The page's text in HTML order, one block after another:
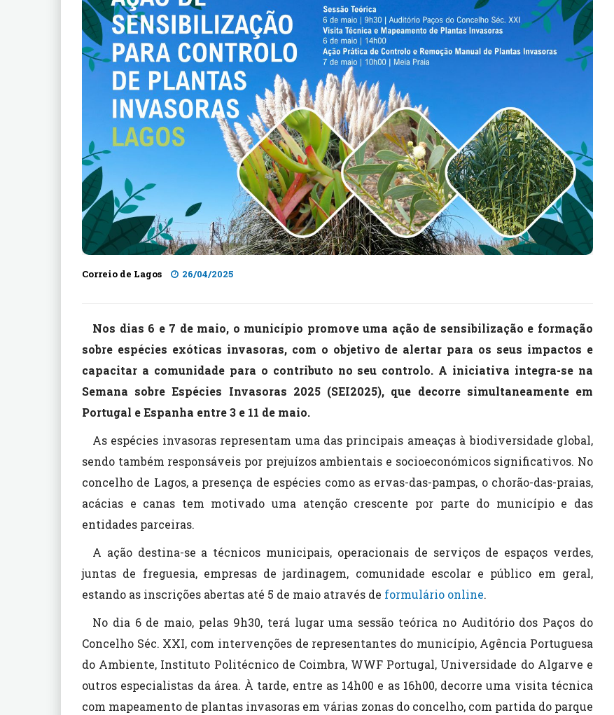
Correio de Lagos 26/04/2025
Nos dias 6 e 7 de maio, o município promove uma ação de sensibilização e formação
sobre espécies exóticas invasoras, com o objetivo de alertar para os seus impactos e
capacitar a comunidade para o contributo no seu controlo. A iniciativa integra-se na
Semana sobre Espécies Invasoras 2025 (SEI2025), que decorre simultaneamente em
Portugal e Espanha entre 3 e 11 de maio.
As espécies invasoras representam uma das principais ameaças à biodiversidade global,
sendo também responsáveis por prejuízos ambientais e socioeconómicos significativos. No
concelho de Lagos, a presença de espécies como as ervas-das-pampas, o chorão-das-praias,
acácias e canas tem motivado uma atenção crescente por parte do município e das
entidades parceiras.
A ação destina-se a técnicos municipais, operacionais de serviços de espaços verdes,
juntas de freguesia, empresas de jardinagem, comunidade escolar e público em geral,
estando as inscrições abertas até 5 de maio através de formulário online.
No dia 6 de maio, pelas 9h30, terá lugar uma sessão teórica no Auditório dos Paços do
Concelho Séc. XXI, com intervenções de representantes do município, Agência Portuguesa
do Ambiente, Instituto Politécnico de Coimbra, WWF Portugal, Universidade do Algarve e
outros especialistas da área. À tarde, entre as 14h00 e as 16h00, decorre uma visita técnica
com mapeamento de plantas invasoras em várias zonas do concelho, com partida do parque